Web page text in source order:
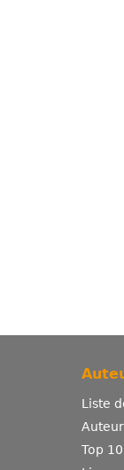
Liste
Top